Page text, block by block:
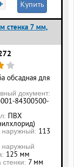
Купить
стенка 7 мм,
обсадная для
документ:
84300500-
ПВХ
наружный: 113
наружный
125 мм
7 мм